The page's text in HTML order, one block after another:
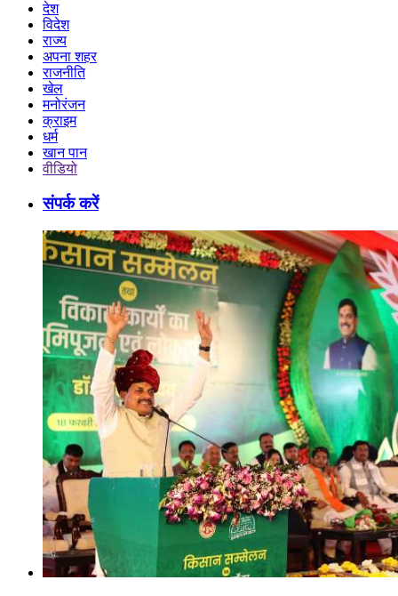
देश
विदेश
राज्य
अपना शहर
राजनीति
खेल
मनोरंजन
क्राइम
धर्म
खान पान
वीडियो
संपर्क करें